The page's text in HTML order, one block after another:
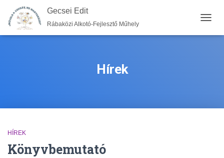
Gecsei Edit
Rábaközi Alkotó-Fejlesztő Műhely
BE-/
Hírek
HÍREK
Könyvbemutató